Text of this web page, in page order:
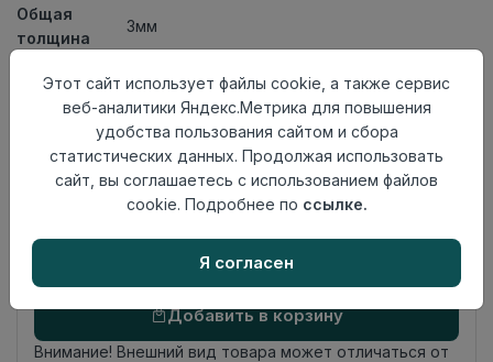
Общая
толщина
3мм
защитного
0,25мм
АктуальностьАктуален
Страна
происхождения
Добавить в корзину
Внимание! Внешний вид товара может отличаться от
Этот сайт использует файлы cookie, а также сервис
веб-аналитики Яндекс.Метрика для повышения
удобства пользования сайтом и сбора
статистических данных. Продолжая использовать
сайт, вы соглашаетесь с использованием файлов
cookie. Подробнее по ссылке.
Я согласен